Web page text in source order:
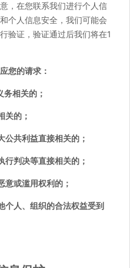
，在您联系我们进行个人信
个人信息安全，我们可能会
验证，验证通过后我们将在1
您的请求：
相关的；
关的；
共利益直接相关的；
判决等直接相关的；
意或滥用权利的；
个人、组织的合法权益受到